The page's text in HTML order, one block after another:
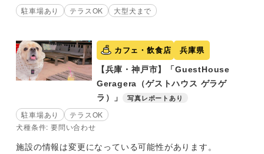
駐車場あり テラスOK 大型犬まで
カフェ・飲食店 兵庫県
【兵庫・神戸市】「GuestHouse
Geragera（ゲストハウス ゲラゲ
ラ）」
写真レポートあり
駐車場あり
テラスOK
犬種条件: 要問い合わせ
施設の情報は変更になっている可能性があります。